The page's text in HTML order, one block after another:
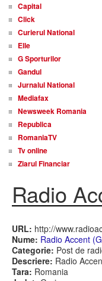
Capital
Click
Curierul National
Elle
G Sporturilor
Gandul
Jurnalul National
Mediafax
Newsweek Romania
Republica
RomaniaTV
Tv online
Ziarul Financiar
Radio
URL: http://
Nume: Radio Accent
Categorie: Post de
Descriere: Radio
Tara: Romania